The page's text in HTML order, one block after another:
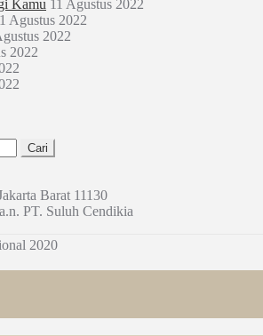
Kamu 11 Agustus 2022
Agustus 2022
2022
2022
Cari
Barat 11130
PT. Suluh Cendikia
2020